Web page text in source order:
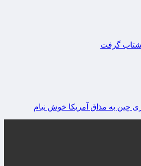
گرفت
چین به مذاق آمریکا خوش نیام